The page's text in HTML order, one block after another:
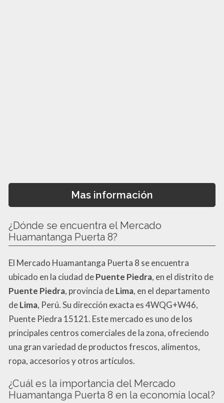
Mas información
¿Dónde se encuentra el Mercado
Huamantanga Puerta 8?
El Mercado Huamantanga Puerta 8 se encuentra
ubicado en la ciudad dePuente Piedra, en el distrito de
Puente Piedra, provincia deLima, en el departamento
deLima, Perú. Su dirección exacta es 4WQG+W46,
Puente Piedra 15121. Este mercado es uno de los
principales centros comerciales de la zona, ofreciendo
una gran variedad de productos frescos, alimentos,
ropa, accesorios y otros artículos.
¿Cuál es la importancia del Mercado
Huamantanga Puerta 8 en la economía local?